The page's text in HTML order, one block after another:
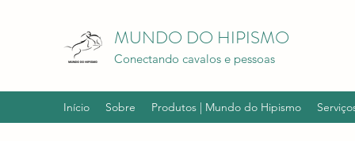
MUNDO DO HIPISMO
Conectando cavalos e pessoas
Início Sobre Produtos | Mundo do Hipismo